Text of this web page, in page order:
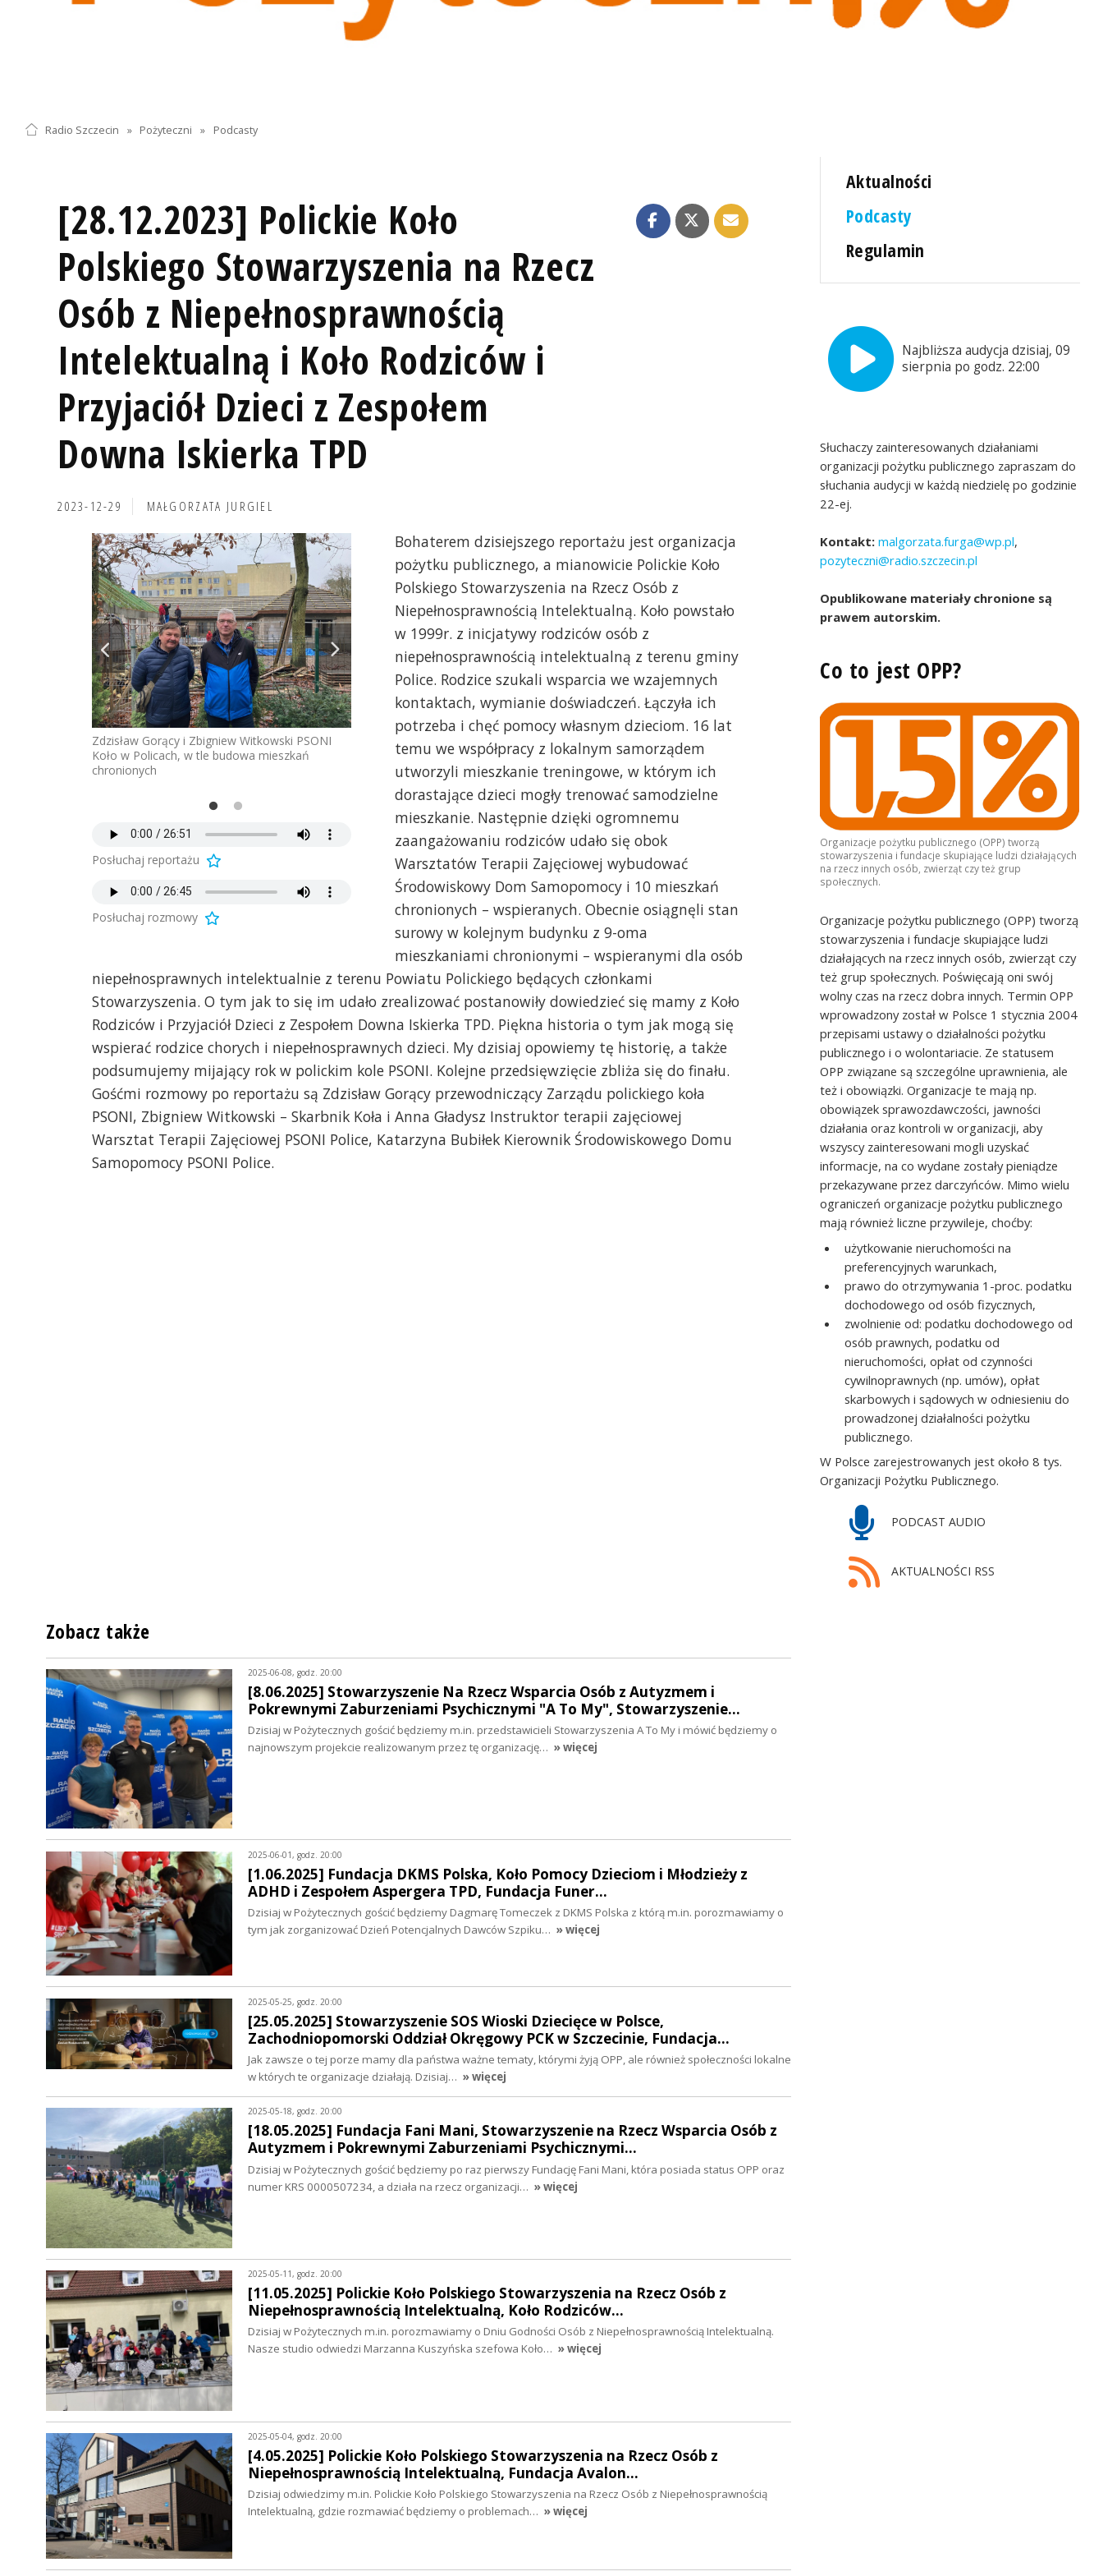
Radio Szczecin » Pożyteczni » Podcasty
[28.12.2023] Polickie Koło
Polskiego Stowarzyszenia na Rzecz
Osób z Niepełnosprawnością
Intelektualną i Koło Rodziców i
Przyjaciół Dzieci z Zespołem
Downa Iskierka TPD
2023-12-29 MAŁGORZATA JURGIEL
Zdzisław Gorący i Zbigniew Witkowski PSONI
Koło w Policach, w tle budowa mieszkań
chronionych
Mamy z Koła Rodziców i Przyjaciół Dzieci z
Zespołem Downa TPD z wizytą w PSONI Koło
w Policach
Zdzisław Gorący i Zbigniew Witkowski PSONI
Koło w Policach, w tle budowa mieszkań
chronionych
Mamy z Koła Rodziców i Przyjaciół Dzieci z
Zespołem Downa TPD z wizytą w PSONI
w Policach
Posłuchaj reportażu
Posłuchaj rozmowy
Bohaterem dzisiejszego reportażu jest organizacja
pożytku publicznego, a mianowicie Polickie Koło
Polskiego Stowarzyszenia na Rzecz Osób z
Niepełnosprawnością Intelektualną. Koło powstało
w 1999r. z inicjatywy rodziców osób z
niepełnosprawnością intelektualną z terenu gminy
Police. Rodzice szukali wsparcia we wzajemnych
kontaktach, wymianie doświadczeń. Łączyła ich
potrzeba i chęć pomocy własnym dzieciom. 16 lat
temu we współpracy z lokalnym samorządem
utworzyli mieszkanie treningowe, w którym ich
dorastające dzieci mogły trenować samodzielne
mieszkanie. Następnie dzięki ogromnemu
zaangażowaniu rodziców udało się obok
Warsztatów Terapii Zajęciowej wybudować
Środowiskowy Dom Samopomocy i 10 mieszkań
chronionych – wspieranych. Obecnie osiągnęli stan
surowy w kolejnym budynku z 9-oma
mieszkaniami chronionymi – wspieranymi dla osób
niepełnosprawnych intelektualnie z terenu Powiatu Polickiego będących członkami
Stowarzyszenia. O tym jak to się im udało zrealizować postanowiły dowiedzieć się mamy z Koło
Rodziców i Przyjaciół Dzieci z Zespołem Downa Iskierka TPD. Piękna historia o tym jak mogą się
wspierać rodzice chorych i niepełnosprawnych dzieci. My dzisiaj opowiemy tę historię, a także
podsumujemy mijający rok w polickim kole PSONI. Kolejne przedsięwzięcie zbliża się do finału.
Gośćmi rozmowy po reportażu są Zdzisław Gorący przewodniczący Zarządu polickiego koła
PSONI, Zbigniew Witkowski – Skarbnik Koła i Anna Gładysz Instruktor terapii zajęciowej
Warsztat Terapii Zajęciowej PSONI Police, Katarzyna Bubiłek Kierownik Środowiskowego Domu
Samopomocy PSONI Police.
Aktualności
Podcasty
Regulamin
Najbliższa audycja dzisiaj, 09
sierpnia po godz. 22:00
Słuchaczy zainteresowanych działaniami
organizacji pożytku publicznego zapraszam do
słuchania audycji w każdą niedzielę po godzinie
22-ej.
Kontakt: malgorzata.furga@wp.pl,
pozyteczni@radio.szczecin.pl
Opublikowane materiały chronione są
prawem autorskim.
Co to jest OPP?
Organizacje pożytku publicznego (OPP) tworzą
stowarzyszenia i fundacje skupiające ludzi działających
na rzecz innych osób, zwierząt czy też grup
społecznych.
Organizacje pożytku publicznego (OPP) tworzą
stowarzyszenia i fundacje skupiające ludzi
działających na rzecz innych osób, zwierząt czy
też grup społecznych. Poświęcają oni swój
wolny czas na rzecz dobra innych. Termin OPP
wprowadzony został w Polsce 1 stycznia 2004
przepisami ustawy o działalności pożytku
publicznego i o wolontariacie. Ze statusem
OPP związane są szczególne uprawnienia, ale
też i obowiązki. Organizacje te mają np.
obowiązek sprawozdawczości, jawności
działania oraz kontroli w organizacji, aby
wszyscy zainteresowani mogli uzyskać
informacje, na co wydane zostały pieniądze
przekazywane przez darczyńców. Mimo wielu
ograniczeń organizacje pożytku publicznego
mają również liczne przywileje, choćby:
użytkowanie nieruchomości na
preferencyjnych warunkach,
prawo do otrzymywania 1-proc. podatku
dochodowego od osób fizycznych,
zwolnienie od: podatku dochodowego od
osób prawnych, podatku od
nieruchomości, opłat od czynności
cywilnoprawnych (np. umów), opłat
skarbowych i sądowych w odniesieniu do
prowadzonej działalności pożytku
publicznego.
W Polsce zarejestrowanych jest około 8 tys.
Organizacji Pożytku Publicznego.
PODCAST AUDIO
AKTUALNOŚCI RSS
Zobacz także
2025-06-08, godz. 20:00
[8.06.2025] Stowarzyszenie Na Rzecz Wsparcia Osób z Autyzmem i
Pokrewnymi Zaburzeniami Psychicznymi "A To My", Stowarzyszenie…
Dzisiaj w Pożytecznych gościć będziemy m.in. przedstawicieli Stowarzyszenia A To My i mówić będziemy o
najnowszym projekcie realizowanym przez tę organizację… » więcej
2025-06-01, godz. 20:00
[1.06.2025] Fundacja DKMS Polska, Koło Pomocy Dzieciom i Młodzieży z
ADHD i Zespołem Aspergera TPD, Fundacja Funer…
Dzisiaj w Pożytecznych gościć będziemy Dagmarę Tomeczek z DKMS Polska z którą m.in. porozmawiamy o
tym jak zorganizować Dzień Potencjalnych Dawców Szpiku… » więcej
2025-05-25, godz. 20:00
[25.05.2025] Stowarzyszenie SOS Wioski Dziecięce w Polsce,
Zachodniopomorski Oddział Okręgowy PCK w Szczecinie, Fundacja…
Jak zawsze o tej porze mamy dla państwa ważne tematy, którymi żyją OPP, ale również społeczności lokalne
w których te organizacje działają. Dzisiaj… » więcej
2025-05-18, godz. 20:00
[18.05.2025] Fundacja Fani Mani, Stowarzyszenie na Rzecz Wsparcia Osób z
Autyzmem i Pokrewnymi Zaburzeniami Psychicznymi…
Dzisiaj w Pożytecznych gościć będziemy po raz pierwszy Fundację Fani Mani, która posiada status OPP oraz
numer KRS 0000507234, a działa na rzecz organizacji… » więcej
2025-05-11, godz. 20:00
[11.05.2025] Polickie Koło Polskiego Stowarzyszenia na Rzecz Osób z
Niepełnosprawnością Intelektualną, Koło Rodziców…
Dzisiaj w Pożytecznych m.in. porozmawiamy o Dniu Godności Osób z Niepełnosprawnością Intelektualną.
Nasze studio odwiedzi Marzanna Kuszyńska szefowa Koło… » więcej
2025-05-04, godz. 20:00
[4.05.2025] Polickie Koło Polskiego Stowarzyszenia na Rzecz Osób z
Niepełnosprawnością Intelektualną, Fundacja Avalon…
Dzisiaj odwiedzimy m.in. Polickie Koło Polskiego Stowarzyszenia na Rzecz Osób z Niepełnosprawnością
Intelektualną, gdzie rozmawiać będziemy o problemach… » więcej